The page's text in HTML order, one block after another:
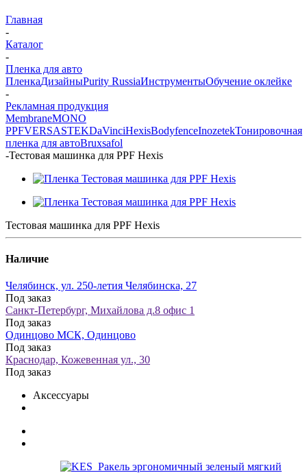
Главная
-
Каталог
-
Пленка для авто
ПленкаДизайныPurity RussiaИнструментыОбучение оклейке
-
Рекламная продукция
MembraneMONO
PPFVERSASTEKDaVinciHexisBodyfenceInozetekТонировочная
пленка для автоBruxsafol
-Тестовая машинка для PPF Hexis
Тестовая машинка для PPF Hexis
Наличие
Челябинск, ул. 250-летия Челябинска, 27
Под заказ
Санкт-Петербург, Михайлова д.8 офис 1
Под заказ
Одинцово МСК, Одинцово
Под заказ
Краснодар, Кожевенная ул., 30
Под заказ
Аксессуары